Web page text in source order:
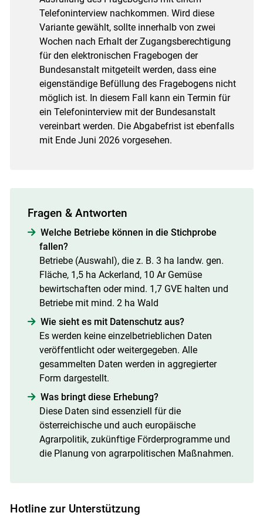
Telefoninterview nachkommen. Wird diese
Variante gewählt, sollte innerhalb von zwei
Wochen nach Erhalt der Zugangsberechtigung
für den elektronischen Fragebogen der
Bundesanstalt mitgeteilt werden, dass eine
eigenständige Befüllung des Fragebogens nicht
möglich ist. In diesem Fall kann ein Termin für
ein Telefoninterview mit der Bundesanstalt
vereinbart werden. Die Abgabefrist ist ebenfalls
mit Ende Juni 2026 vorgesehen.
Fragen & Antworten
Welche Betriebe können in die Stichprobe
fallen?
Betriebe (Auswahl), die z. B. 3 ha landw. gen.
Fläche, 1,5 ha Ackerland, 10 Ar Gemüse
bewirtschaften oder mind. 1,7 GVE halten und
Betriebe mit mind. 2 ha Wald
Wie sieht es mit Datenschutz aus?
Es werden keine einzelbetrieblichen Daten
veröffentlicht oder weitergegeben. Alle
gesammelten Daten werden in aggregierter
Form dargestellt.
Was bringt diese Erhebung?
Diese Daten sind essenziell für die
österreichische und auch europäische
Agrarpolitik, zukünftige Förderprogramme und
die Planung von agrarpolitischen Maßnahmen.
Hotline zur Unterstützung